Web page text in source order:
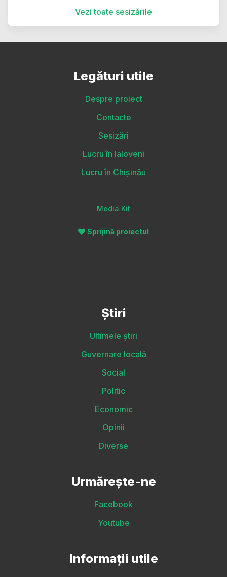
Vezi toate sesizările
Legături utile
Despre proiect
Contacte
Sesizări
Lucru în Ialoveni
Lucru în Chișinău
Media Kit
Sprijină proiectul
Știri
Ultimele știri
Guvernare locală
Social
Politic
Economic
Opinii
Diverse
Urmărește-ne
Facebook
Youtube
Informații utile